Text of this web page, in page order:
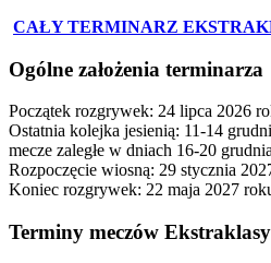
CAŁY TERMINARZ
Ogólne założenia terminarza
Początek rozgrywek: 24 lipca 2026
Ostatnia kolejka jesienią: 11-14
mecze zaległe w dniach 16-20
Rozpoczęcie wiosną: 29 stycznia
Koniec rozgrywek: 22 maja 2027
Terminy meczów